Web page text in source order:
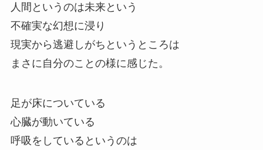
人間というのは未来という
不確実な幻想に浸り
現実から逃避しがちというところは
まさに自分のことの様に感じた。
足が床についている
心臓が動いている
呼吸をしているというのは